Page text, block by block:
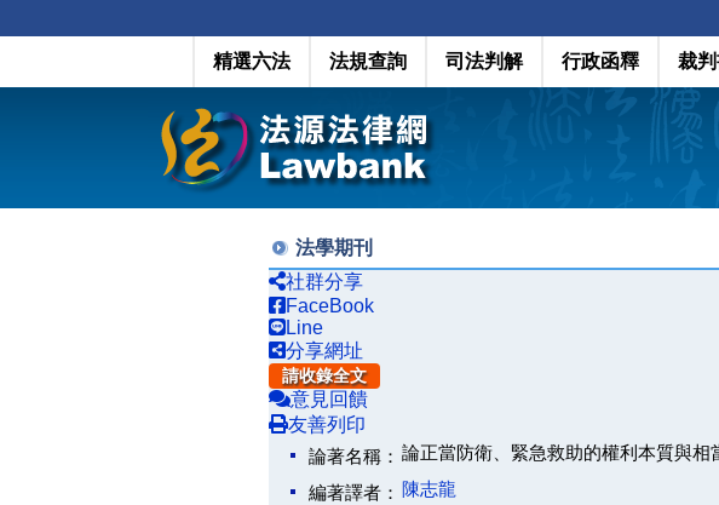
精選六法 法規查詢 司法判解 行政函釋 裁
法學期刊
社群分享
FaceBook
Line
分享網址
請收錄全文
意見回饋
友善列印
論著名稱： 論正當防衛、緊急救助的權利本質與相
編著譯者：
陳志龍